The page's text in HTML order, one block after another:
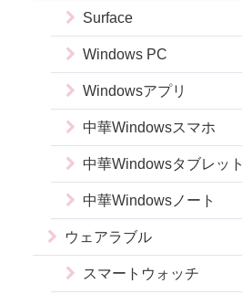
Surface
Windows PC
Windowsアプリ
中華Windowsスマホ
中華Windowsタブレット
中華Windowsノート
ウェアラブル
スマートウォッチ